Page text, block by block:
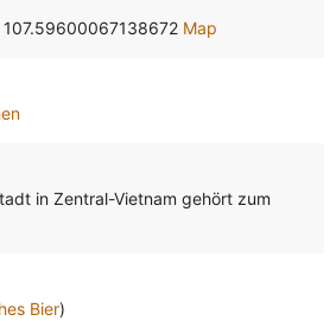
Map
in Zentral-Vietnam gehört zum
Bier)